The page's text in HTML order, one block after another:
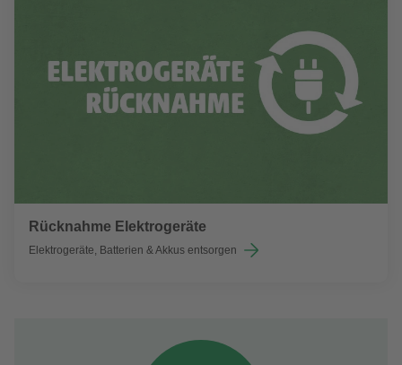
Rücknahme Elektrogeräte
Elektrogeräte, Batterien & Akkus entsorgen